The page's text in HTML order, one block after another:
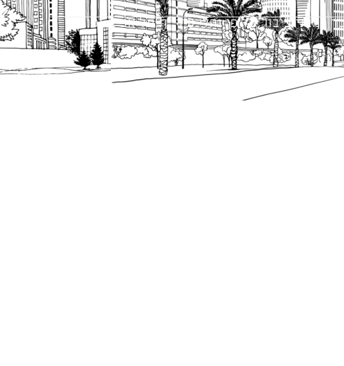
למבני ציבור על פי נהלי עיריית תל אביב-יפו.